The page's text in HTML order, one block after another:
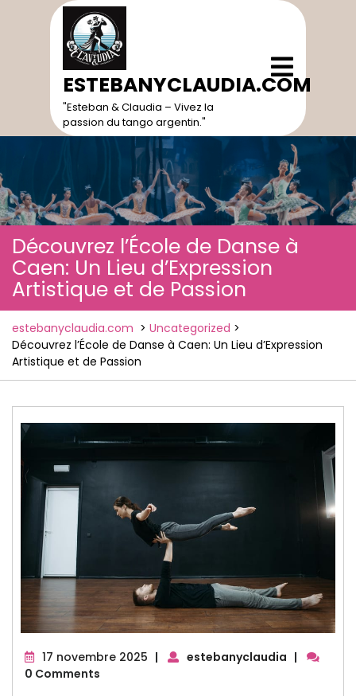
ESTEBANYCLAUDIA.COM
"Esteban & Claudia – Vivez la
passion du tango argentin."
Open
Menu
Découvrez l’École de Danse à
Caen: Un Lieu d’Expression
Artistique et de Passion
estebanyclaudia.com > Uncategorized >
Découvrez l’École de Danse à Caen: Un Lieu d’Expression
Artistique et de Passion
17 novembre 2025 17| estebanyclaudia |
0 Comments